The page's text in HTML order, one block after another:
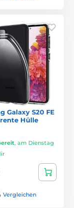
Galaxy S20 FE
Hülle
, am Dienstag
Vergleichen